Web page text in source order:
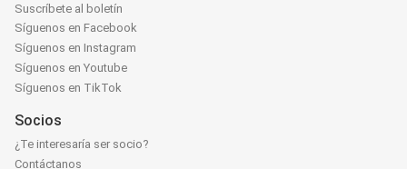
Suscríbete al boletín
Síguenos en Facebook
Síguenos en Instagram
Síguenos en Youtube
Síguenos en TikTok
Socios
¿Te interesaría ser socio?
Contáctanos